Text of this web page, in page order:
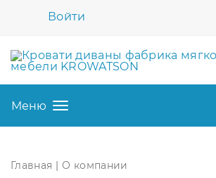
Войти
Меню
Главная О компании